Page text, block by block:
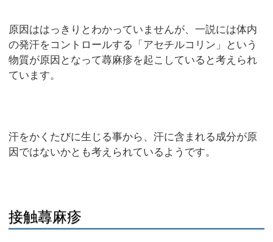
原因ははっきりとわかっていませんが、一説には体内
の発汗をコントロールする「アセチルコリン」という
物質が原因となって蕁麻疹を起こしていると考えられ
ています。
汗をかくたびに生じる事から、汗に含まれる成分が原
因ではないかとも考えられているようです。
接触蕁麻疹